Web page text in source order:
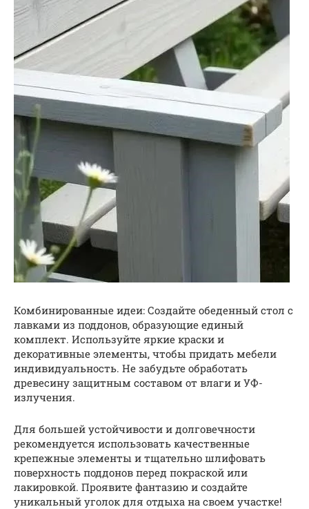
Комбинированные идеи: Создайте обеденный стол с
лавками из поддонов, образующие единый
комплект. Используйте яркие краски и
декоративные элементы, чтобы придать мебели
индивидуальность. Не забудьте обработать
древесину защитным составом от влаги и УФ-
излучения.
Для большей устойчивости и долговечности
рекомендуется использовать качественные
крепежные элементы и тщательно шлифовать
поверхность поддонов перед покраской или
лакировкой. Проявите фантазию и создайте
уникальный уголок для отдыха на своем участке!